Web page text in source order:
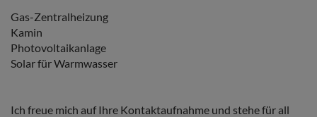
Gas-Zentralheizung
Kamin
Photovoltaikanlage
Solar für Warmwasser
Ich freue mich auf Ihre Kontaktaufnahme und stehe für all